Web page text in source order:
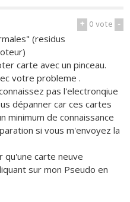
+ 0vote -
(residus
carte avec un pinceau.
votre probleme .
pas l'electronqiue
dépanner car ces cartes
minimum de connaissance
si vous m'envoyez la
qu'une carte neuve
sur mon Pseudo en